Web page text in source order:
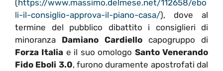
(https://www.massimo.delmese.net/112658/ebo
li-il-consiglio-approva-il-piano-casa/), dove al
termine del pubblico dibattito i consiglieri di
minoranza Damiano Cardiello capogruppo di
Forza Italia e il suo omologo Santo Venerando
Fido Eboli 3.0, furono duramente apostrofati dal